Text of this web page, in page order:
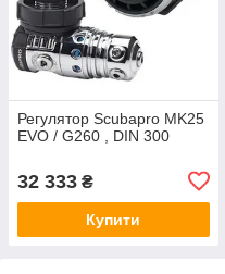
Регулятор Scubapro MK25
EVO / G260 , DIN 300
32 333 ₴
Купити